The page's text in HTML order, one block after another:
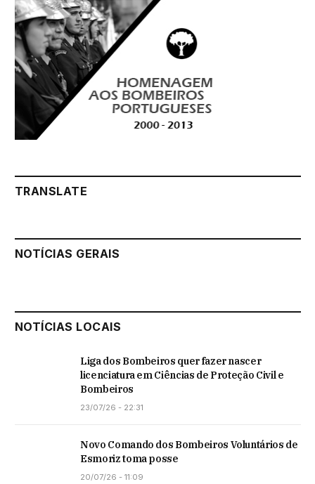
TRANSLATE
NOTÍCIAS GERAIS
NOTÍCIAS LOCAIS
Liga dos Bombeiros quer fazer nascer
licenciatura em Ciências de Proteção Civil e
Bombeiros
23/07/26 - 22:31
Novo Comando dos Bombeiros Voluntários de
Esmoriz toma posse
20/07/26 - 11:09